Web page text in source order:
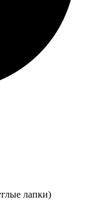
лапки)